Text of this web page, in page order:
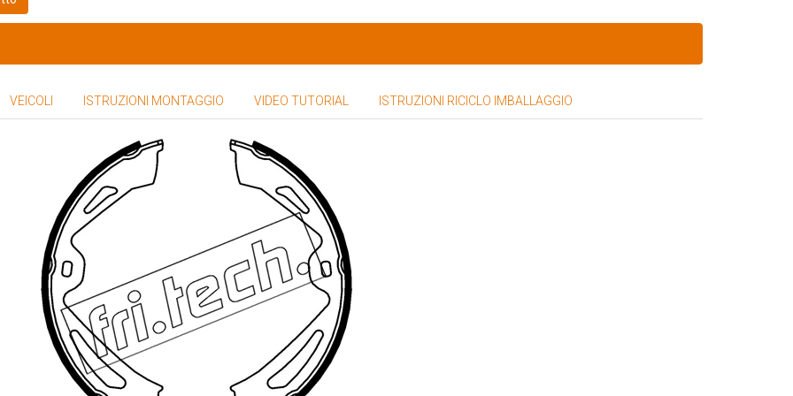
VEICOLI ISTRUZIONI MONTAGGIO VIDEO TUTORIAL ISTRUZIONI RICICLO IMBALLAGGIO